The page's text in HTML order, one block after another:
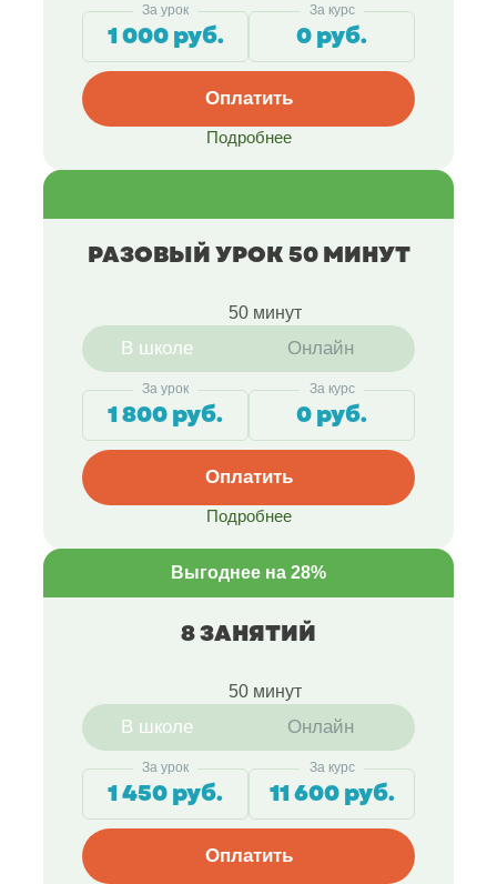
За урок
1 000 руб.
За курс
0 руб.
Оплатить
Подробнее
РАЗОВЫЙ УРОК 50 МИНУТ
50 минут
В школе Онлайн
За урок
1 800 руб.
За курс
0 руб.
Оплатить
Подробнее
Выгоднее на 28%
8 ЗАНЯТИЙ
50 минут
В школе Онлайн
За урок
1 450 руб.
За курс
11 600 руб.
Оплатить